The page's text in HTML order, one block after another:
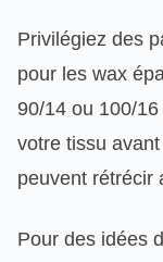
Privilégiez des
pour les wax
90/14 ou 100/
votre tissu
peuvent rétrécir
Pour des idées